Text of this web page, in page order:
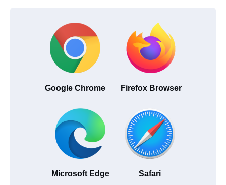
Google Chrome Firefox Browser
Microsoft Edge Safari